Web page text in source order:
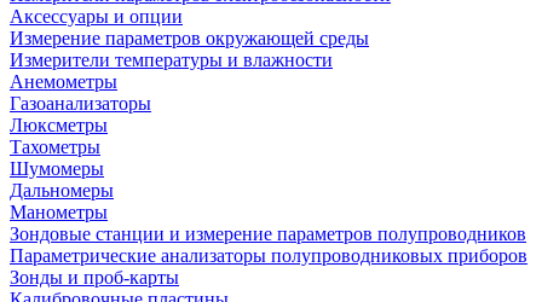
Аксессуары и опции
Измерение параметров окружающей среды
Измерители температуры и влажности
Анемометры
Газоанализаторы
Люксметры
Тахометры
Шумомеры
Дальномеры
Манометры
Зондовые станции и измерение параметров полупроводников
Параметрические анализаторы полупроводниковых приборов
Зонды и проб-карты